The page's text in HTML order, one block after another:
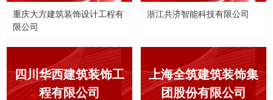
重庆大方建筑装饰设计工程有
限公司
浙江共济智能科技有限公司
四川华西建筑装饰工
程有限公司
上海全筑建筑装饰集
团股份有限公司